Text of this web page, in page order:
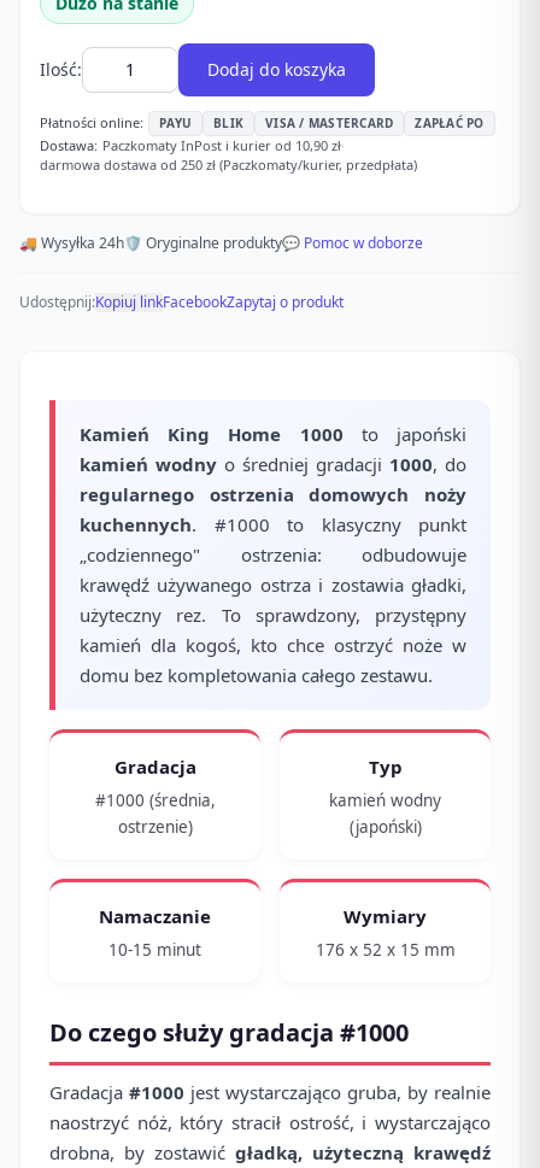
Ilość: Dodaj do koszyka
Płatności online: PAYU BLIK VISA / MASTERCARD ZAPŁAĆ PO
Dostawa: Paczkomaty InPost i kurier od 10,90 zł·
darmowa dostawa od 250 zł (Paczkomaty/kurier, przedpłata)
🚚 Wysyłka 24h🛡️ Oryginalne produkty💬 Pomoc w doborze
Udostępnij:Kopiuj linkFacebookZapytaj o produkt
Kamień King Home 1000 to japoński
kamień wodny o średniej gradacji 1000, do
regularnego ostrzenia domowych noży
kuchennych. #1000 to klasyczny punkt
„codziennego" ostrzenia: odbudowuje
krawędź używanego ostrza i zostawia gładki,
użyteczny rez. To sprawdzony, przystępny
kamień dla kogoś, kto chce ostrzyć noże w
domu bez kompletowania całego zestawu.
Gradacja
#1000 (średnia,
ostrzenie)
Typ
kamień wodny
(japoński)
Namaczanie
10-15 minut
Wymiary
176 x 52 x 15 mm
Do czego służy gradacja #1000
Gradacja #1000 jest wystarczająco gruba, by realnie
naostrzyć nóż, który stracił ostrość, i wystarczająco
drobna, by zostawić gładką, użyteczną krawędź